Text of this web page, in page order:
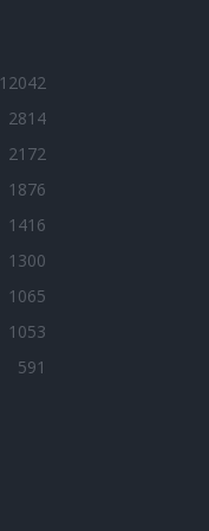
12042
2814
2172
1876
1416
1300
1065
1053
591